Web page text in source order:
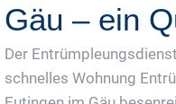
Gäu – ein
Der
schnelles Wohnung